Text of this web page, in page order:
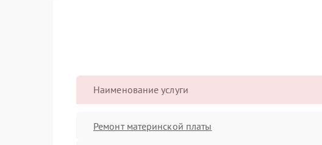
Наименование услуги
Ремонт материнской платы